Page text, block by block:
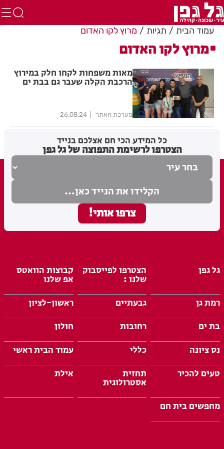
עמוד הבית תגיות מרוץ לקו האדום
מרוץ לקו האדום
מאות משפחות לקחו חלק במירוץ
הרכבת הקלה שעבר גם בבת ים
מערכת האתר 26.08.24
כל המידע הכי חם אצלכם בנייד
הצטרפו לרשימת התפוצה של גל גפן
גל גפן הצטרפו לפייסבוק
שלנו :
קבוצות הוואטס
אפ שלנו
רמת גן
גבעתיים
ראשון-לציון
בת ים
רחובות
חולון
נס ציונה
כללי
עמוד הבית ראשי
טעים להכיר
תחזית
אסטרולוגית
אילת
מחפשים בית חם